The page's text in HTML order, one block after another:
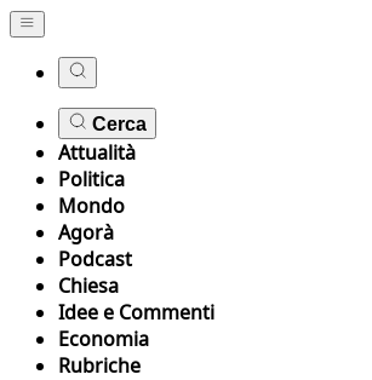
Cerca
Attualità
Politica
Mondo
Agorà
Podcast
Chiesa
Idee e Commenti
Economia
Rubriche